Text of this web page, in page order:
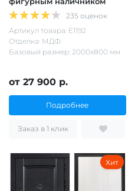
235 оценок
Артикул товара: Е1192
Отделка: МДФ
Базовый размер: 2000х800 мм
от 27 900 р.
Подробнее
Заказ в 1 клик
Хит